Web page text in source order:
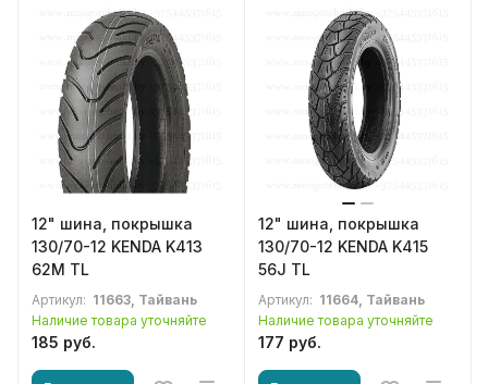
12" шина, покрышка
130/70-12 KENDA K413
62M TL
Артикул: 11663, Тайвань
Наличие товара уточняйте
185 руб.
12" шина, покрышка
130/70-12 KENDA K415
56J TL
Артикул: 11664, Тайвань
Наличие товара уточняйте
177 руб.